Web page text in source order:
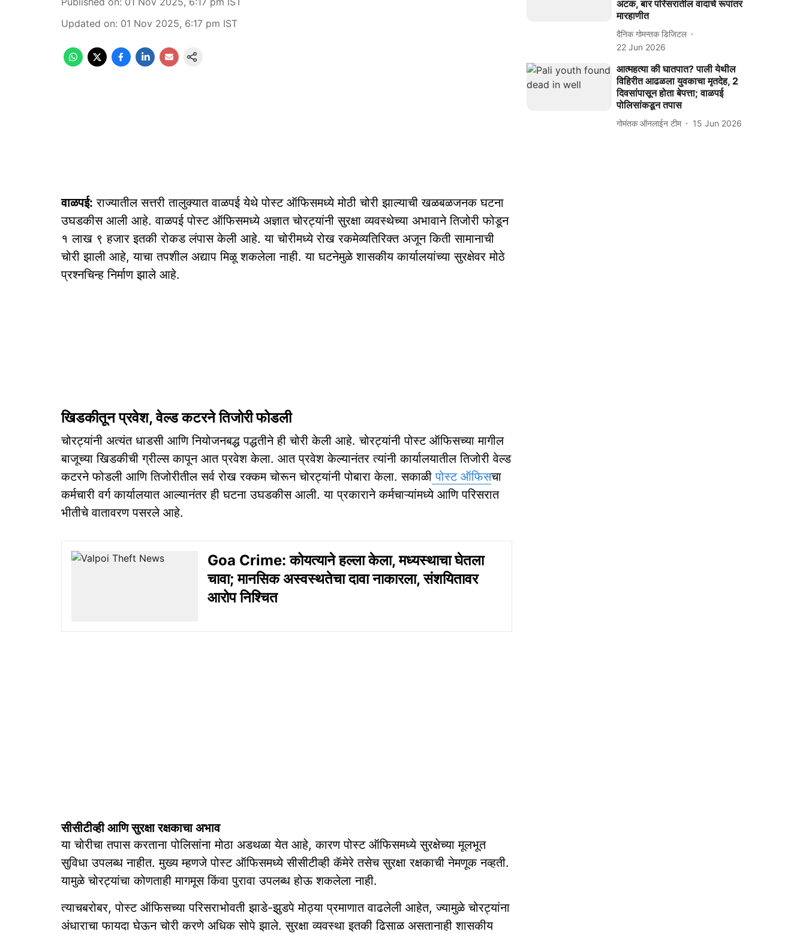
Updated on: 01 Nov 2025, 6:17 pm IST
वाळपई: राज्यातील सत्तरी तालुक्यात वाळपई येथे पोस्ट ऑफिसमध्ये मोठी चोरी झाल्याची खळबळजनक घटना
उघडकीस आली आहे. वाळपई पोस्ट ऑफिसमध्ये अज्ञात चोरट्यांनी सुरक्षा व्यवस्थेच्या अभावाने तिजोरी फोडून
१ लाख ९ हजार इतकी रोकड लंपास केली आहे. या चोरीमध्ये रोख रकमेव्यतिरिक्त अजून किती सामानाची
चोरी झाली आहे, याचा तपशील अद्याप मिळू शकलेला नाही. या घटनेमुळे शासकीय कार्यालयांच्या सुरक्षेवर मोठे
प्रश्नचिन्ह निर्माण झाले आहे.
खिडकीतून प्रवेश, वेल्ड कटरने तिजोरी फोडली
चोरट्यांनी अत्यंत धाडसी आणि नियोजनबद्ध पद्धतीने ही चोरी केली आहे. चोरट्यांनी पोस्ट ऑफिसच्या मागील
बाजूच्या खिडकीची ग्रील्स कापून आत प्रवेश केला. आत प्रवेश केल्यानंतर त्यांनी कार्यालयातील तिजोरी वेल्ड
कटरने फोडली आणि तिजोरीतील सर्व रोख रक्कम चोरून चोरट्यांनी पोबारा केला. सकाळी पोस्ट ऑफिसचा
कर्मचारी वर्ग कार्यालयात आल्यानंतर ही घटना उघडकीस आली. या प्रकाराने कर्मचाऱ्यांमध्ये आणि परिसरात
भीतीचे वातावरण पसरले आहे.
Goa Crime: कोयत्याने हल्ला केला, मध्यस्थाचा घेतला
चावा; मानसिक अस्वस्थतेचा दावा नाकारला, संशयितावर
आरोप निश्चित
सीसीटीव्ही आणि सुरक्षा रक्षकाचा अभाव
या चोरीचा तपास करताना पोलिसांना मोठा अडथळा येत आहे, कारण पोस्ट ऑफिसमध्ये सुरक्षेच्या मूलभूत
सुविधा उपलब्ध नाहीत. मुख्य म्हणजे पोस्ट ऑफिसमध्ये सीसीटीव्ही कॅमेरे तसेच सुरक्षा रक्षकाची नेमणूक नव्हती.
यामुळे चोरट्यांचा कोणताही मागमूस किंवा पुरावा उपलब्ध होऊ शकलेला नाही.
त्याचबरोबर, पोस्ट ऑफिसच्या परिसराभोवती झाडे-झुडपे मोठ्या प्रमाणात वाढलेली आहेत, ज्यामुळे चोरट्यांना
अंधाराचा फायदा घेऊन चोरी करणे अधिक सोपे झाले. सुरक्षा व्यवस्था इतकी ढिसाळ असतानाही शासकीय
अटक, बार परिसरातील वादाचे रूपांतर
मारहाणीत
दैनिक गोमन्तक डिजिटल
22 Jun 2026
आत्महत्या की घातपात? पाली येथील
विहिरीत आढळला युवकाचा मृतदेह, 2
दिवसांपासून होता बेपत्ता; वाळपई
पोलिसांकडून तपास
गोमंतक ऑनलाईन टीम 15 Jun 2026